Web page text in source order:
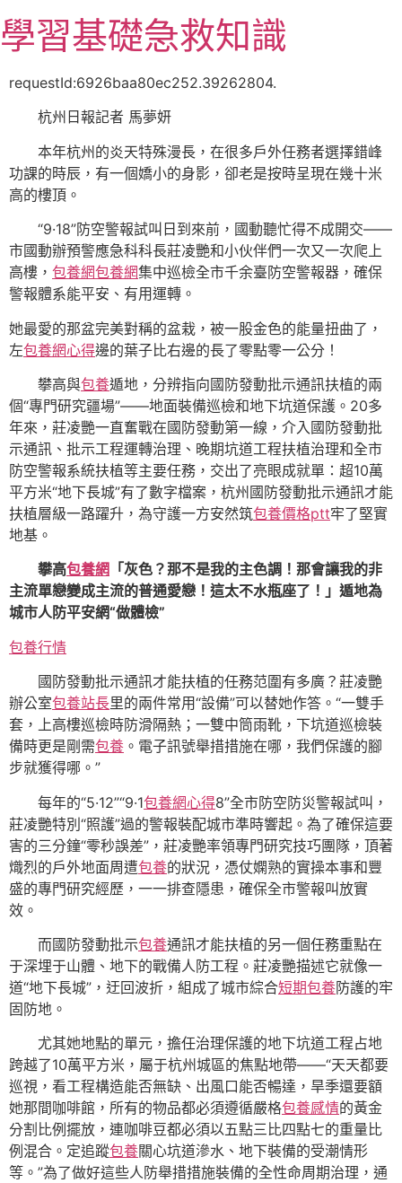
至
主
學習基礎急救知識
requestId:6926baa80ec252.39262804.
杭州日報記者 馬夢妍
本年杭州的炎天特殊漫長，在很多戶外任務者選擇錯峰
功課的時辰，有一個嬌小的身影，卻老是按時呈現在幾十米
高的樓頂。
“9·18”防空警報試叫日到來前，國動聽忙得不成開交——
市國動辦預警應急科科長莊凌艷和小伙伴們一次又一次爬上
高樓， 包養網包養網集中巡檢全市千余臺防空警報器，確保
警報體系能平安、有用運轉。
她最愛的那盆完美對稱的盆栽，被一股金色的能量扭曲了，
左包養網心得邊的葉子比右邊的長了零點零一公分！
攀高與包養遁地，分辨指向國防發動批示通訊扶植的兩
個“專門研究疆場”——地面裝備巡檢和地下坑道保護。20多
年來，莊凌艷一直奮戰在國防發動第一線，介入國防發動批
示通訊、批示工程運轉治理、晚期坑道工程扶植治理和全市
防空警報系統扶植等主要任務，交出了亮眼成就單：超10萬
平方米“地下長城”有了數字檔案，杭州國防發動批示通訊才能
扶植層級一路躍升，為守護一方安然筑包養價格ptt牢了堅實
地基。
攀高包養網 「灰色？那不是我的主色調！那會讓我的非
主流單戀變成主流的普通愛戀！這太不水瓶座了！」遁地為
城市人防平安網“做體檢”
包養行情
國防發動批示通訊才能扶植的任務范圍有多廣？莊凌艷
辦公室包養站長里的兩件常用“設備”可以替她作答。“一雙手
套，上高樓巡檢時防滑隔熱；一雙中筒雨靴，下坑道巡檢裝
備時更是剛需包養 。電子訊號舉措措施在哪，我們保護的腳
步就獲得哪。”
每年的“5·12”“9·1包養網心得8”全市防空防災警報試叫，
莊凌艷特別“照護”過的警報裝配城市準時響起。為了確保這要
害的三分鐘“零秒誤差”，莊凌艷率領專門研究技巧團隊，頂著
熾烈的戶外地面周遭包養的狀況，憑仗嫻熟的實操本事和豐
盛的專門研究經歷，一一排查隱患，確保全市警報叫放實
效。
而國防發動批示包養通訊才能扶植的另一個任務重點在
于深埋于山體、地下的戰備人防工程。莊凌艷描述它就像一
道“地下長城”，迂回波折，組成了城市綜合短期包養防護的牢
固防地。
尤其她地點的單元，擔任治理保護的地下坑道工程占地
跨越了10萬平方米，屬于杭州城區的焦點地帶——“天天都要
巡視，看工程構造能否無缺、出風口能否暢達，旱季還要額
她那間咖啡館，所有的物品都必須遵循嚴格包養感情的黃金
分割比例擺放，連咖啡豆都必須以五點三比四點七的重量比
例混合。定追蹤包養關心坑道滲水、地下裝備的受潮情形
等。”為了做好這些人防舉措措施裝備的全性命周期治理，通